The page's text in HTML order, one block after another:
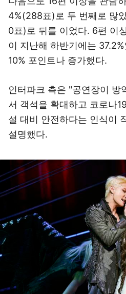
4%(288표)로 두 번째로 많
0표)로 뒤를 이었다. 6편 이
이 지난해 하반기에는
10% 포인트나 증가했다.
인터파크 측은 "공연장이 방
서 객석을 확대하고 코로나
설 대비 안전하다는 인식이
설명했다.